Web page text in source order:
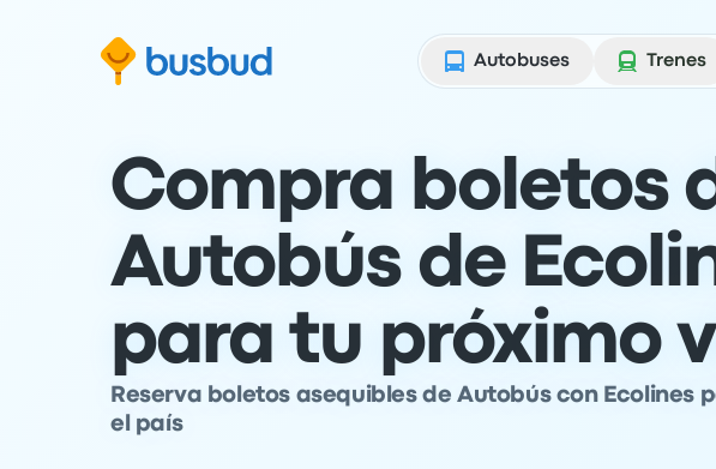
Autobuses
Trenes
Compra boletos
Autobús de
para tu próximo
Reserva boletos asequibles de Autobús con Ecolines
el país